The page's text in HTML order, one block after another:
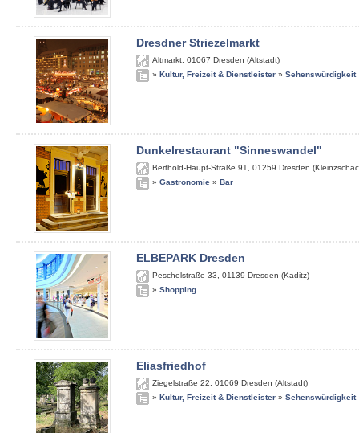
Dresdner Striezelmarkt
Altmarkt 01067 Dresden (Altstadt)
» Kultur, Freizeit & Dienstleister » Sehenswürdigkeit
Dunkelrestaurant "Sinneswandel"
Berthold-Haupt-Straße 91 01259 Dresden
» Gastronomie » Bar
ELBEPARK Dresden
Peschelstraße 33 01139 Dresden (Kaditz)
» Shopping
Eliasfriedhof
Ziegelstraße 22 01069 Dresden (Altstadt)
» Kultur, Freizeit & Dienstleister » Sehenswürdigkeit